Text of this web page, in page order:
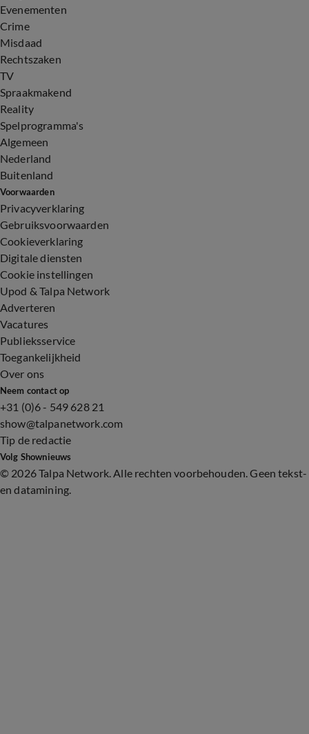
Evenementen
Crime
Misdaad
Rechtszaken
TV
Spraakmakend
Reality
Spelprogramma's
Algemeen
Nederland
Buitenland
Voorwaarden
Privacyverklaring
Gebruiksvoorwaarden
Cookieverklaring
Digitale diensten
Cookie instellingen
Upod & Talpa Network
Adverteren
Vacatures
Publieksservice
Toegankelijkheid
Over ons
Neem contact op
+31 (0)6 - 549 628 21
show@talpanetwork.com
Tip de redactie
Volg Shownieuws
© 2026 Talpa Network. Alle rechten voorbehouden. Geen tekst-
en datamining.